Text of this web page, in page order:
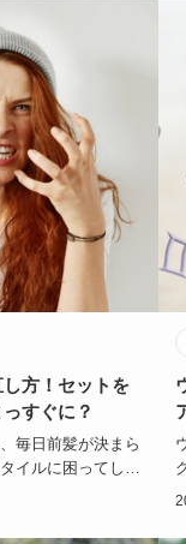
方！セットを
すぐに？
毎日前髪が決まら
イルに困ってしま
せ毛だと、いつ何